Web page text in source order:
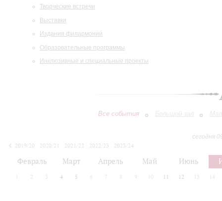
Творческие встречи
Выставки
Издания филармонии
Образовательные программы
Инклюзивные и специальные проекты
Все события Большой зал
сегодня
2019/20
2020/21 2021/22 2022/23
2023/24
Февраль Март Апрель Май Июнь
2 3 4 5 6 7 8 9 10 11 12 13 14